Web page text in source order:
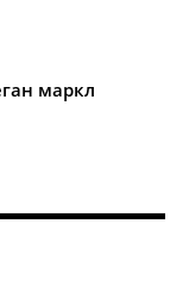
маркл